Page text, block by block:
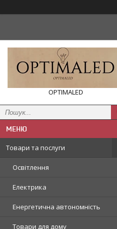
OPTIMALED
Товари та послуги
Освітлення
Електрика
Енергетична автономність
Товари для дому